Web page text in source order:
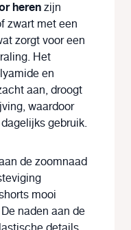
herenzijn
zwart met een
zorgt voor een
Het
en
aan, droogt
waardoor
gebruik.
de zoomnaad
mooi
naden aan de